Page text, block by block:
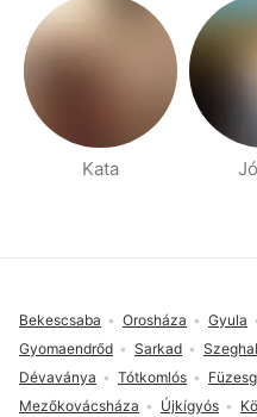
Kata
Bekescsaba Orosháza Gyula
Gyomaendrőd
Sarkad
Dévaványa
Tótkomlós
Mezőkovácsháza
Újkígyós